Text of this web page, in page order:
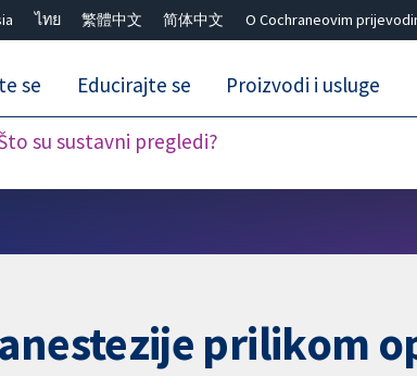
ไทย 繁體中文 简体中文 O Cochraneovim
su sustavni pregledi?
se Educirajte se Proizvodi i usluge
prilikom